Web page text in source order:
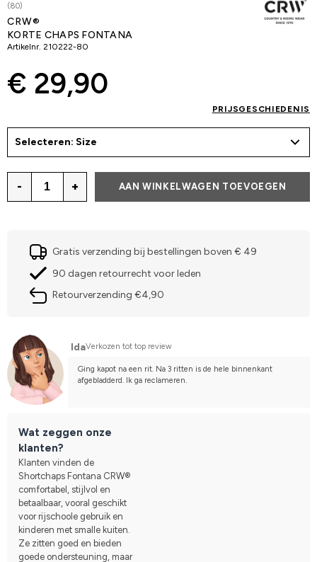
(80)
CRW®
KORTE CHAPS FONTANA
Artikelnr. 210222-80
€ 29,90
PRIJSGESCHIEDENIS
Selecteren: Size
- + AAN WINKELWAGEN TOEVOEGEN
Gratis verzending bij bestellingen boven € 49
90 dagen retourrecht voor leden
Retourverzending €4,90
IdaVerkozen tot top review
Ging kapot na een rit. Na 3 ritten is de hele binnenkant
afgebladderd. Ik ga reclameren.
Wat zeggen onze
klanten?
Klanten vinden de
Shortchaps Fontana CRW®
comfortabel, stijlvol en
betaalbaar, vooral geschikt
voor rijschoole gebruik en
kinderen met smalle kuiten.
Ze zitten goed en bieden
goede ondersteuning, maar